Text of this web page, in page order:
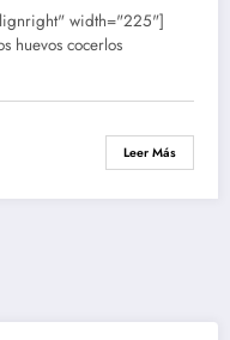
width="225"]
huevos cocerlos
Leer Más